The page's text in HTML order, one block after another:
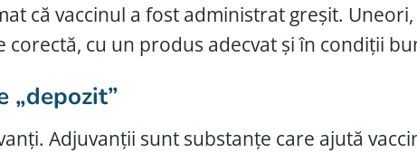
că vaccinul a fost administrat greșit.
cu un produs adecvat și în condiții
„depozit”
Adjuvanții sunt substanțe care ajută